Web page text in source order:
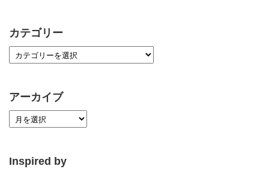
カテゴリー
アーカイブ
Inspired by